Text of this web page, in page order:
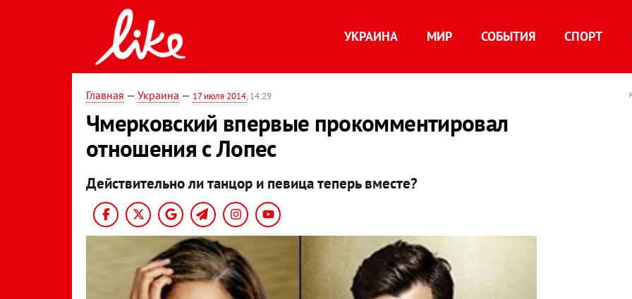
УКРАИНА МИР СОБЫТИЯ СПОРТ
Главная — Украина — 17 июля 2014, 14:29
Чмерковский впервые прокомментировал
отношения с Лопес
Действительно ли танцор и певица теперь вместе?